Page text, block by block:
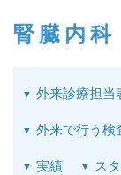
腎臓内科
外来診療担当
外来で行う検
実績 ス